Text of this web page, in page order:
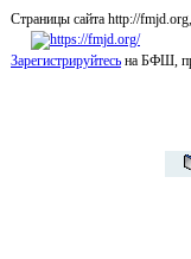
Страницы сайта http://
Зарегистрируйтесь на БФШ,